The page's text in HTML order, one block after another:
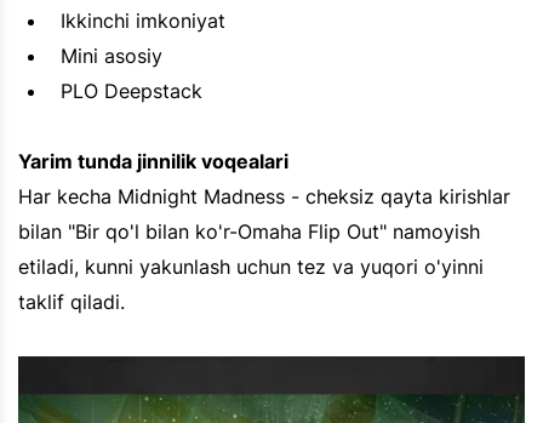
Ikkinchi imkoniyat
Mini asosiy
PLO Deepstack
Yarim tunda jinnilik voqealari
Har kecha Midnight Madness - cheksiz qayta kirishlar
bilan "Bir qo'l bilan ko'r-Omaha Flip Out" namoyish
etiladi, kunni yakunlash uchun tez va yuqori o'yinni
taklif qiladi.